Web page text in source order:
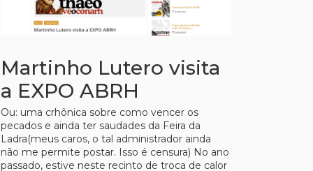
Martinho Lutero visita
a EXPO ABRH
Ou: uma crhônica sobre como vencer os
pecados e ainda ter saudades da Feira da
Ladra(meus caros, o tal administrador ainda
não me permite postar. Isso é censura) No ano
passado, estive neste recinto de troca de calor